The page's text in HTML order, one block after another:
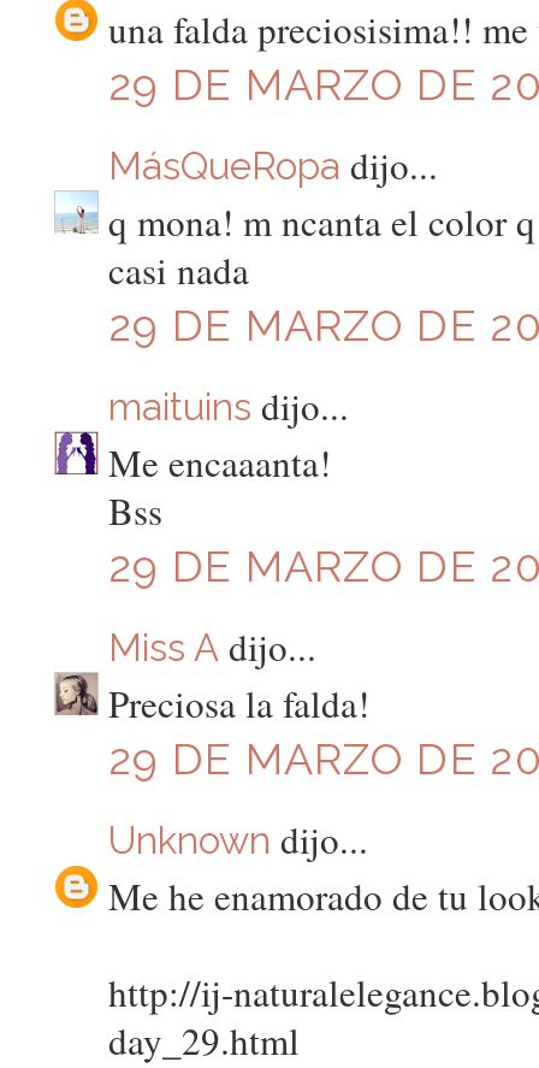
una falda preciosisima!!
29 DE MARZO DE
MásQueRopa dijo...
q mona! m ncanta el color
casi nada
29 DE MARZO DE
maituins dijo...
Me encaaanta!
Bss
29 DE MARZO DE
Miss Adijo...
Preciosa la falda!
29 DE MARZO DE
Unknown dijo...
Me he enamorado de tu
http://ij-
day_29.html